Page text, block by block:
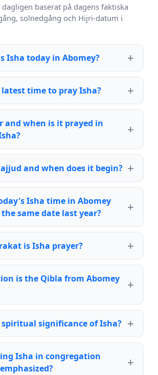
dagligen baserat på dagens faktiska
solnedgång och Hijri-datum i
Isha today in Abomey?
time to pray Isha?
and when is it prayed in
and when does it begin?
Isha time in Abomey
same date last year?
is Isha prayer?
is the Qibla from Abomey
significance of Isha?
Isha in congregation